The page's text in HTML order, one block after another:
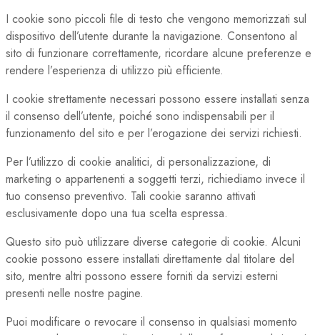
I cookie sono piccoli file di testo che vengono memorizzati sul
dispositivo dell’utente durante la navigazione. Consentono al
sito di funzionare correttamente, ricordare alcune preferenze e
rendere l’esperienza di utilizzo più efficiente.
I cookie strettamente necessari possono essere installati senza
il consenso dell’utente, poiché sono indispensabili per il
funzionamento del sito e per l’erogazione dei servizi richiesti.
Per l’utilizzo di cookie analitici, di personalizzazione, di
marketing o appartenenti a soggetti terzi, richiediamo invece il
tuo consenso preventivo. Tali cookie saranno attivati
esclusivamente dopo una tua scelta espressa.
Questo sito può utilizzare diverse categorie di cookie. Alcuni
cookie possono essere installati direttamente dal titolare del
sito, mentre altri possono essere forniti da servizi esterni
presenti nelle nostre pagine.
Puoi modificare o revocare il consenso in qualsiasi momento